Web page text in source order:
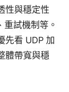
性與穩定性
試機制等。
先看 UDP 加
體帶寬與穩